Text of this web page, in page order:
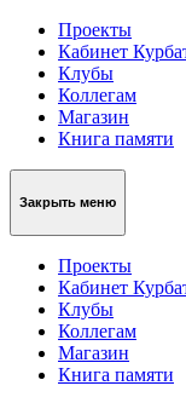
Проекты
Кабинет
Клубы
Коллегам
Магазин
Книга памяти
Закрыть меню
Проекты
Кабинет
Клубы
Коллегам
Магазин
Книга памяти